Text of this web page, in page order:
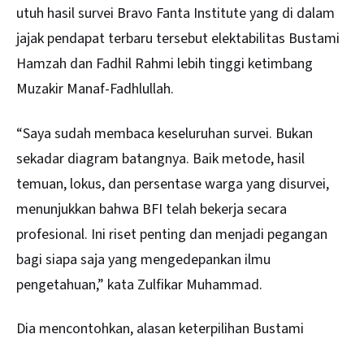
utuh hasil survei Bravo Fanta Institute yang di dalam
jajak pendapat terbaru tersebut elektabilitas Bustami
Hamzah dan Fadhil Rahmi lebih tinggi ketimbang
Muzakir Manaf-Fadhlullah.
“Saya sudah membaca keseluruhan survei. Bukan
sekadar diagram batangnya. Baik metode, hasil
temuan, lokus, dan persentase warga yang disurvei,
menunjukkan bahwa BFI telah bekerja secara
profesional. Ini riset penting dan menjadi pegangan
bagi siapa saja yang mengedepankan ilmu
pengetahuan,” kata Zulfikar Muhammad.
Dia mencontohkan, alasan keterpilihan Bustami